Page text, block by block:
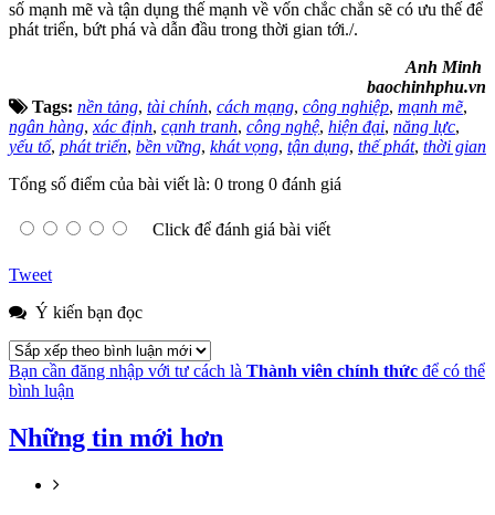
số mạnh mẽ và tận dụng thế mạnh về vốn chắc chắn sẽ có ưu thế để
phát triển, bứt phá và dẫn đầu trong thời gian tới./.
Anh Minh
baochinhphu.vn
Tags: nền tảng, tài chính, cách mạng, công nghiệp, mạnh mẽ,
ngân hàng,xác định, cạnh tranh, công nghệ, hiện đại, năng lực,
yếu tố, phát triển, bền vững, khát vọng, tận dụng, thế phát, thời gian
Tổng số điểm của bài viết là: 0 trong 0 đánh giá
Click để đánh giá bài viết
Tweet
Ý kiến bạn đọc
Bạn cần đăng nhập với tư cách là Thành viên chính thức để có thể
bình luận
Những tin mới hơn